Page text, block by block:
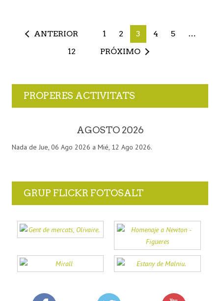
ANTERIOR 1 2 3 4 5
…
12
PRÓXIMO
PROPERES ACTIVITATS
AGOSTO 2026
Nada de Jue, 06 Ago 2026 a Mié, 12 Ago 2026.
GRUP FLICKR FOTOSALT